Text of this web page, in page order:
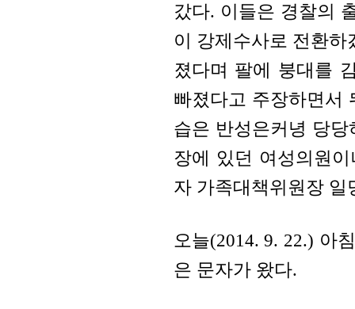
갔다. 이들은 경찰의
이 강제수사로 전환
졌다며 팔에 붕대를
빠졌다고 주장하면서
습은 반성은커녕 당
장에 있던 여성의원
자 가족대책위원장 일
오늘(2014. 9. 22.) 아
은 문자가 왔다.